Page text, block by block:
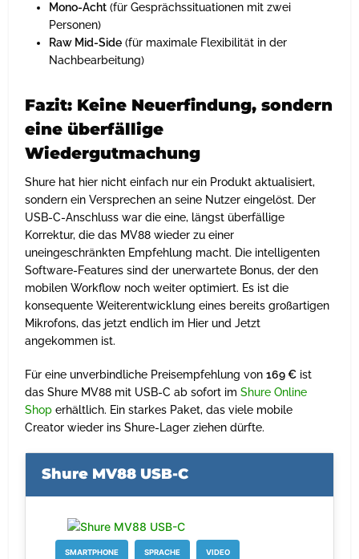
Mono-Acht (für Gesprächssituationen mit zwei
Personen)
Raw Mid-Side (für maximale Flexibilität in der
Nachbearbeitung)
Fazit: Keine Neuerfindung, sondern
eine überfällige
Wiedergutmachung
Shure hat hier nicht einfach nur ein Produkt aktualisiert,
sondern ein Versprechen an seine Nutzer eingelöst. Der
USB-C-Anschluss war die eine, längst überfällige
Korrektur, die das MV88 wieder zu einer
uneingeschränkten Empfehlung macht. Die intelligenten
Software-Features sind der unerwartete Bonus, der den
mobilen Workflow noch weiter optimiert. Es ist die
konsequente Weiterentwicklung eines bereits großartigen
Mikrofons, das jetzt endlich im Hier und Jetzt
angekommen ist.
Für eine unverbindliche Preisempfehlung von169 € ist
das Shure MV88 mit USB-C ab sofort imShure Online
Shop erhältlich. Ein starkes Paket, das viele mobile
Creator wieder ins Shure-Lager ziehen dürfte.
Shure MV88 USB-C
SMARTPHONE SPRACHE VIDEO